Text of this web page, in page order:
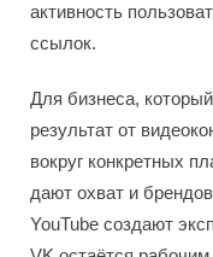
активность
ссылок.
Для бизнеса,
результат от
вокруг конкретных
дают охват и
YouTube создают